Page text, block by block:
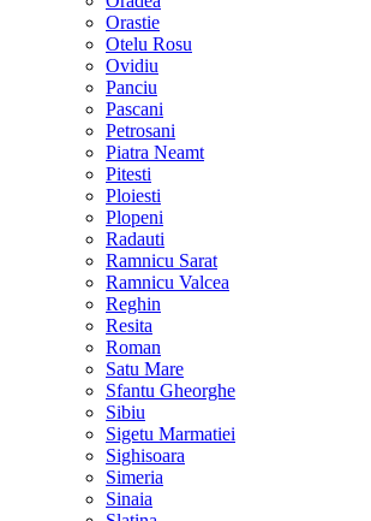
Orastie
Otelu Rosu
Ovidiu
Panciu
Pascani
Petrosani
Piatra Neamt
Pitesti
Ploiesti
Plopeni
Radauti
Ramnicu Sarat
Ramnicu Valcea
Reghin
Resita
Roman
Satu Mare
Sfantu Gheorghe
Sibiu
Sigetu Marmatiei
Sighisoara
Simeria
Sinaia